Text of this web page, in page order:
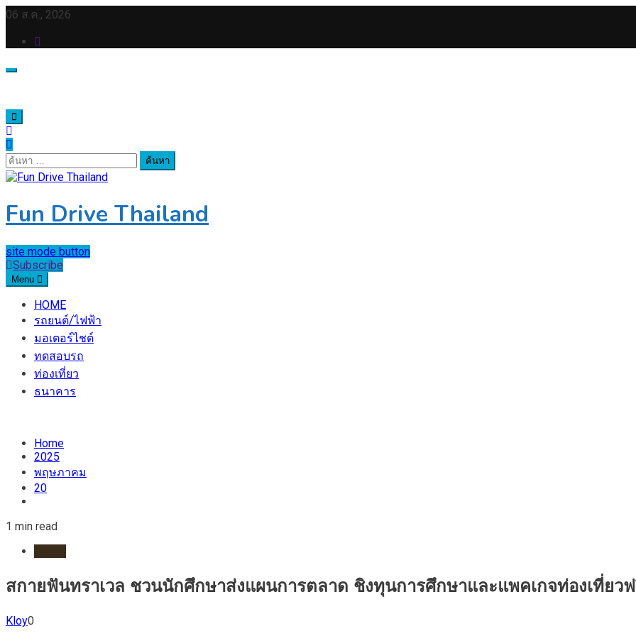
Skip
content
06 ส.ค., 2026
ค้นหา
สำหรับ:
Fun Drive Thailand
site mode button
Subscribe
Menu
HOME
รถยนต์/ไฟฟ้า
มอเตอร์ไชต์
ทดสอบรถ
ท่องเที่ยว
ธนาคาร
Home
2025
พฤษภาคม
20
1 min read
สกายฟันทราเวล ชวนนักศึกษาส่งแผนการตลาด ชิงทุนการศึกษาและแพคเกจท่องเที่ยว
Kloy0